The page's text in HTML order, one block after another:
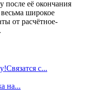
после её окончания
широкое
от расчётное-
с...
на...